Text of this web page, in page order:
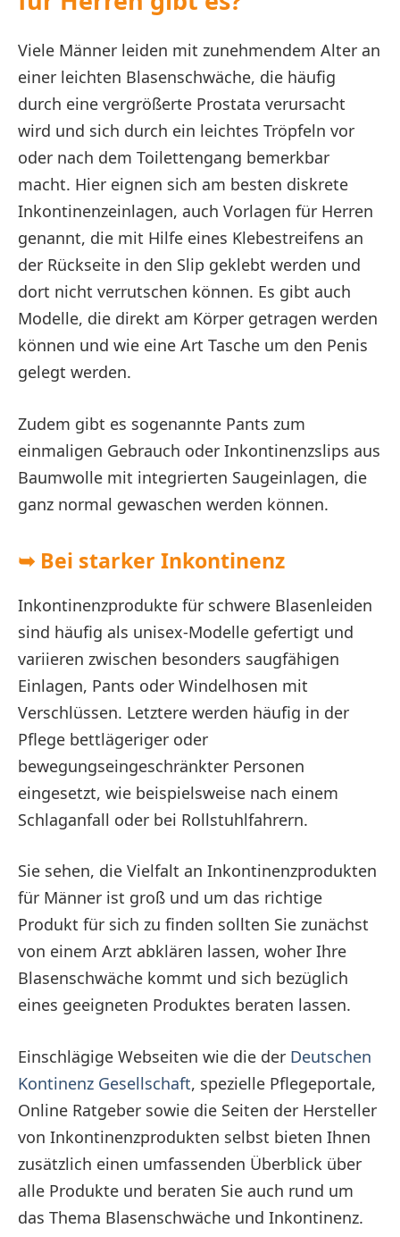
Viele Männer leiden mit zunehmendem Alter an
einer leichten Blasenschwäche, die häufig
durch eine vergrößerte Prostata verursacht
wird und sich durch ein leichtes Tröpfeln vor
oder nach dem Toilettengang bemerkbar
macht. Hier eignen sich am besten diskrete
Inkontinenzeinlagen, auch Vorlagen für Herren
genannt, die mit Hilfe eines Klebestreifens an
der Rückseite in den Slip geklebt werden und
dort nicht verrutschen können. Es gibt auch
Modelle, die direkt am Körper getragen werden
können und wie eine Art Tasche um den Penis
gelegt werden.
Zudem gibt es sogenannte Pants zum
einmaligen Gebrauch oder Inkontinenzslips aus
Baumwolle mit integrierten Saugeinlagen, die
ganz normal gewaschen werden können.
➥ Bei starker Inkontinenz
Inkontinenzprodukte für schwere Blasenleiden
sind häufig als unisex-Modelle gefertigt und
variieren zwischen besonders saugfähigen
Einlagen, Pants oder Windelhosen mit
Verschlüssen. Letztere werden häufig in der
Pflege bettlägeriger oder
bewegungseingeschränkter Personen
eingesetzt, wie beispielsweise nach einem
Schlaganfall oder bei Rollstuhlfahrern.
Sie sehen, die Vielfalt an Inkontinenzprodukten
für Männer ist groß und um das richtige
Produkt für sich zu finden sollten Sie zunächst
von einem Arzt abklären lassen, woher Ihre
Blasenschwäche kommt und sich bezüglich
eines geeigneten Produktes beraten lassen.
Einschlägige Webseiten wie die der Deutschen
Kontinenz Gesellschaft, spezielle Pflegeportale,
Online Ratgeber sowie die Seiten der Hersteller
von Inkontinenzprodukten selbst bieten Ihnen
zusätzlich einen umfassenden Überblick über
alle Produkte und beraten Sie auch rund um
das Thema Blasenschwäche und Inkontinenz.